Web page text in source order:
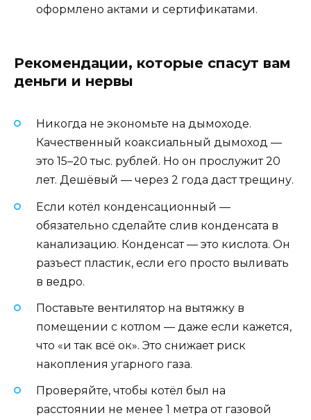
оформлено актами и сертификатами.
Рекомендации, которые спасут вам
деньги и нервы
Никогда не экономьте на дымоходе.
Качественный коаксиальный дымоход —
это 15–20 тыс. рублей. Но он прослужит 20
лет. Дешёвый — через 2 года даст трещину.
Если котёл конденсационный —
обязательно сделайте слив конденсата в
канализацию. Конденсат — это кислота. Он
разъест пластик, если его просто выливать
в ведро.
Поставьте вентилятор на вытяжку в
помещении с котлом — даже если кажется,
что «и так всё ок». Это снижает риск
накопления угарного газа.
Проверяйте, чтобы котёл был на
расстоянии не менее 1 метра от газовой